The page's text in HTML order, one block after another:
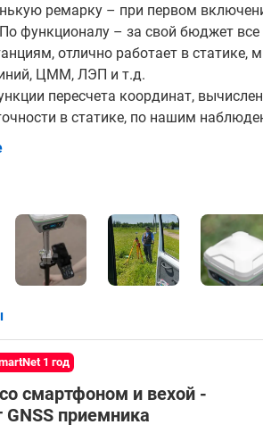
ремарку – при первом
функционалу – за свой бюджет
отлично работает в статике,
ЦММ, ЛЭП и т.д.
пересчета координат,
в статике, по нашим
съемки в RTK с подключением к базе
31 мм по высоте в условиях
свои деньги приемник и по точности
1 год
смартфоном и вехой -
GNSS приемника